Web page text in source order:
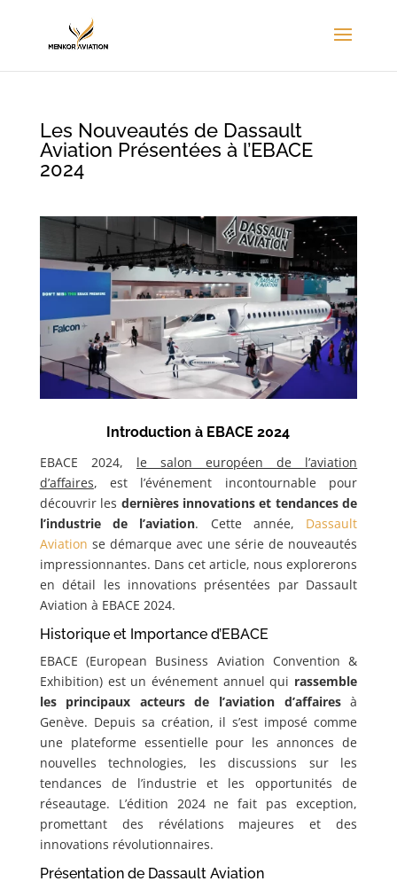
Les Nouveautés de Dassault
Aviation Présentées à l’EBACE
2024
Introduction à EBACE 2024
EBACE 2024, le salon européen de l’aviation
d’affaires, est l’événement incontournable pour
découvrir les dernières innovations et tendances de
l’industrie de l’aviation. Cette année, Dassault
Aviation se démarque avec une série de nouveautés
impressionnantes. Dans cet article, nous explorerons
en détail les innovations présentées par Dassault
Aviation à EBACE 2024.
Historique et Importance d’EBACE
EBACE (European Business Aviation Convention &
Exhibition) est un événement annuel qui rassemble
les principaux acteurs de l’aviation d’affairesà
Genève. Depuis sa création, il s’est imposé comme
une plateforme essentielle pour les annonces de
nouvelles technologies, les discussions sur les
tendances de l’industrie et les opportunités de
réseautage. L’édition 2024 ne fait pas exception,
promettant des révélations majeures et des
innovations révolutionnaires.
Présentation de Dassault Aviation